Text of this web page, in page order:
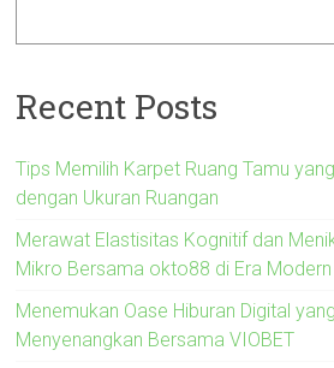
Recent Posts
Tips Memilih Karpet Ruang Tamu
dengan Ukuran Ruangan
Merawat Elastisitas Kognitif dan
Mikro Bersama okto88 di Era Modern
Menemukan Oase Hiburan Digital
Menyenangkan Bersama VIOBET